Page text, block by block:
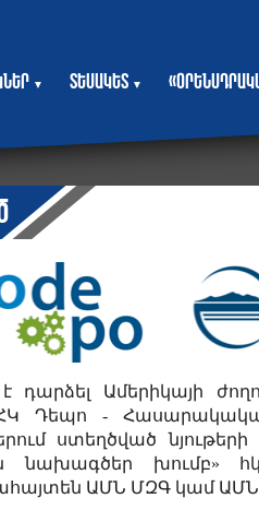
▼ Տեսակետ ▼
դարձել Ամերիկայի
Դեպո -
ստեղծված
նախագծեր խումբ»
ԱՄՆ ՄԶԳ կամ